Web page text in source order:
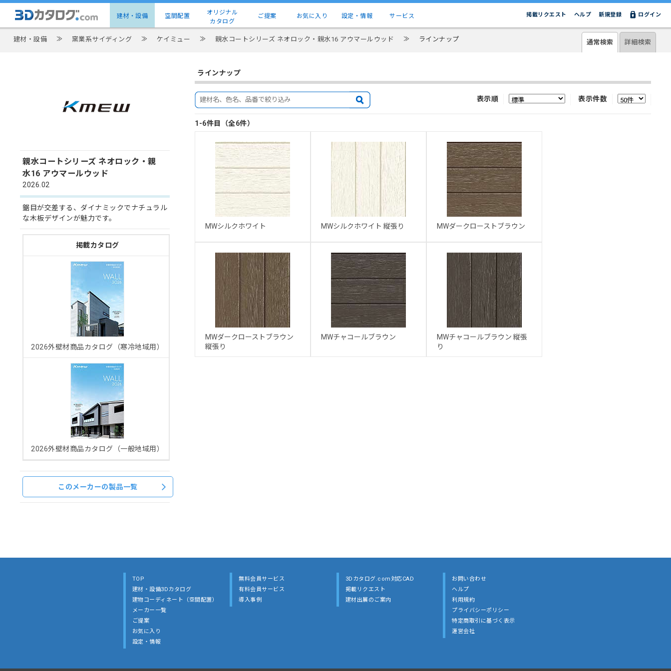
建材・設備 空間配置
オリジナル
カタログ
ご提案 お気に入り 設定・情報 サービス ログイン
新規登録
ヘルプ
掲載リクエスト
建材・設備 ≫ 窯業系サイディング ≫ ケイミュー ≫ 親水コートシリーズ ネオロック・親水16 アウマールウッド ≫ ラインナップ 通常検索 詳細検索
親水コートシリーズ ネオロック・親
水16 アウマールウッド
2026.02
鋸目が交差する、ダイナミックでナチュラル
な木板デザインが魅力です。
掲載カタログ
2026外壁材商品カタログ（寒冷地域用）
2026外壁材商品カタログ（一般地域用）
このメーカーの製品一覧
ラインナップ
表示順 表示件数
1-6件目（全6件）
MWシルクホワイト MWシルクホワイト 縦張り MWダークローストブラウン
MWダークローストブラウン
縦張り
MWチャコールブラウン
MWチャコールブラウン 縦張
り
TOP
建材・設備3Dカタログ
建物コーディネート（空間配置）
メーカー一覧
ご提案
お気に入り
設定・情報
無料会員サービス
有料会員サービス
導入事例
3Dカタログ.com対応CAD
掲載リクエスト
建材出展のご案内
お問い合わせ
ヘルプ
利用規約
プライバシーポリシー
特定商取引に基づく表示
運営会社